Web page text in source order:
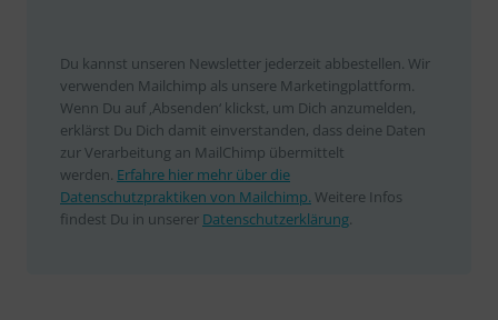
Du kannst unseren Newsletter jederzeit abbestellen. Wir
verwenden Mailchimp als unsere Marketingplattform.
Wenn Du auf ‚Absenden‘ klickst, um Dich anzumelden,
erklärst Du Dich damit einverstanden, dass deine Daten
zur Verarbeitung an MailChimp übermittelt
werden. Erfahre hier mehr über die
Datenschutzpraktiken von Mailchimp. Weitere Infos
findest Du in unserer Datenschutzerklärung.